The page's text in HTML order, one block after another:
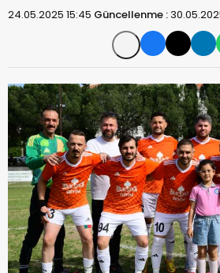
24.05.2025 15:45 Güncellenme :